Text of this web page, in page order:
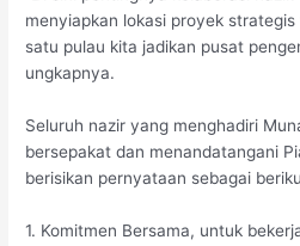
menyiapkan lokasi proyek
satu pulau kita jadikan pusat
ungkapnya.
Seluruh nazir yang menghadiri
bersepakat dan menandatangani
berisikan pernyataan sebagai
1. Komitmen Bersama, untuk